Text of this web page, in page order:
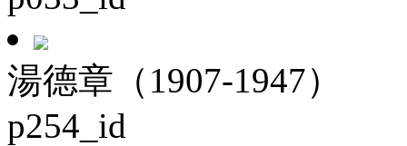
湯德章（1907-1947）
p254_id